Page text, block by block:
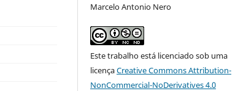
Marcelo Antonio Nero
Este trabalho está licenciado sob uma
licençaCreative Commons Attribution-
NonCommercial-NoDerivatives 4.0